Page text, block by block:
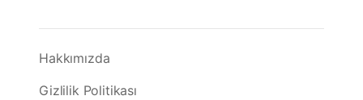
Hakkımızda
Gizlilik Politikası